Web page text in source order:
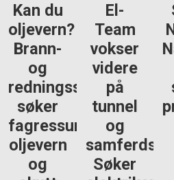
du
Team
vokser
videre
på
tunnel
og
samferdsel:
Søker